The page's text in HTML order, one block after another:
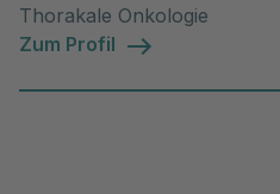
Thorakale Onkologie
Zum Profil